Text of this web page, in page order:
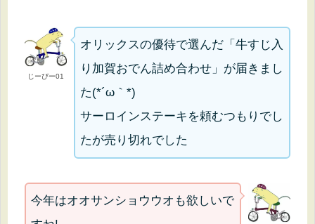
じーぴー01
オリックスの優待で選んだ「牛すじ入
り加賀おでん詰め合わせ」が届きまし
た(*´ω｀*)
サーロインステーキを頼むつもりでし
たが売り切れでした
今年はオオサンショウウオも欲しいで